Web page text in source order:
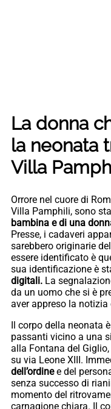
La donna
la neonata
Villa
Orrore nel cuore di
Villa Pamphili, sono
bambina e di una
Presse, i cadaveri
sarebbero originarie
essere identificato è
sua identificazione è
digitali. La
da un uomo che si è
aver appreso la
Il corpo della neonata
passanti vicino a una
alla Fontana del
su via Leone XIII.
dell’ordinee del
senza successo di
momento del
carnagione chiara. Il